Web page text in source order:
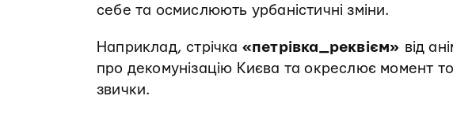
себе та осмислюють урбаністичні зміни.
Наприклад, стрічка «петрівка_реквієм» від
про декомунізацію Києва та окреслює момент
звички.